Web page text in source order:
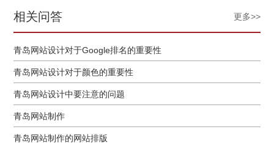
相关问答 更多>>
青岛网站设计对于Google排名的重要性
青岛网站设计对于颜色的重要性
青岛网站设计中要注意的问题
青岛网站制作
青岛网站制作的网站排版